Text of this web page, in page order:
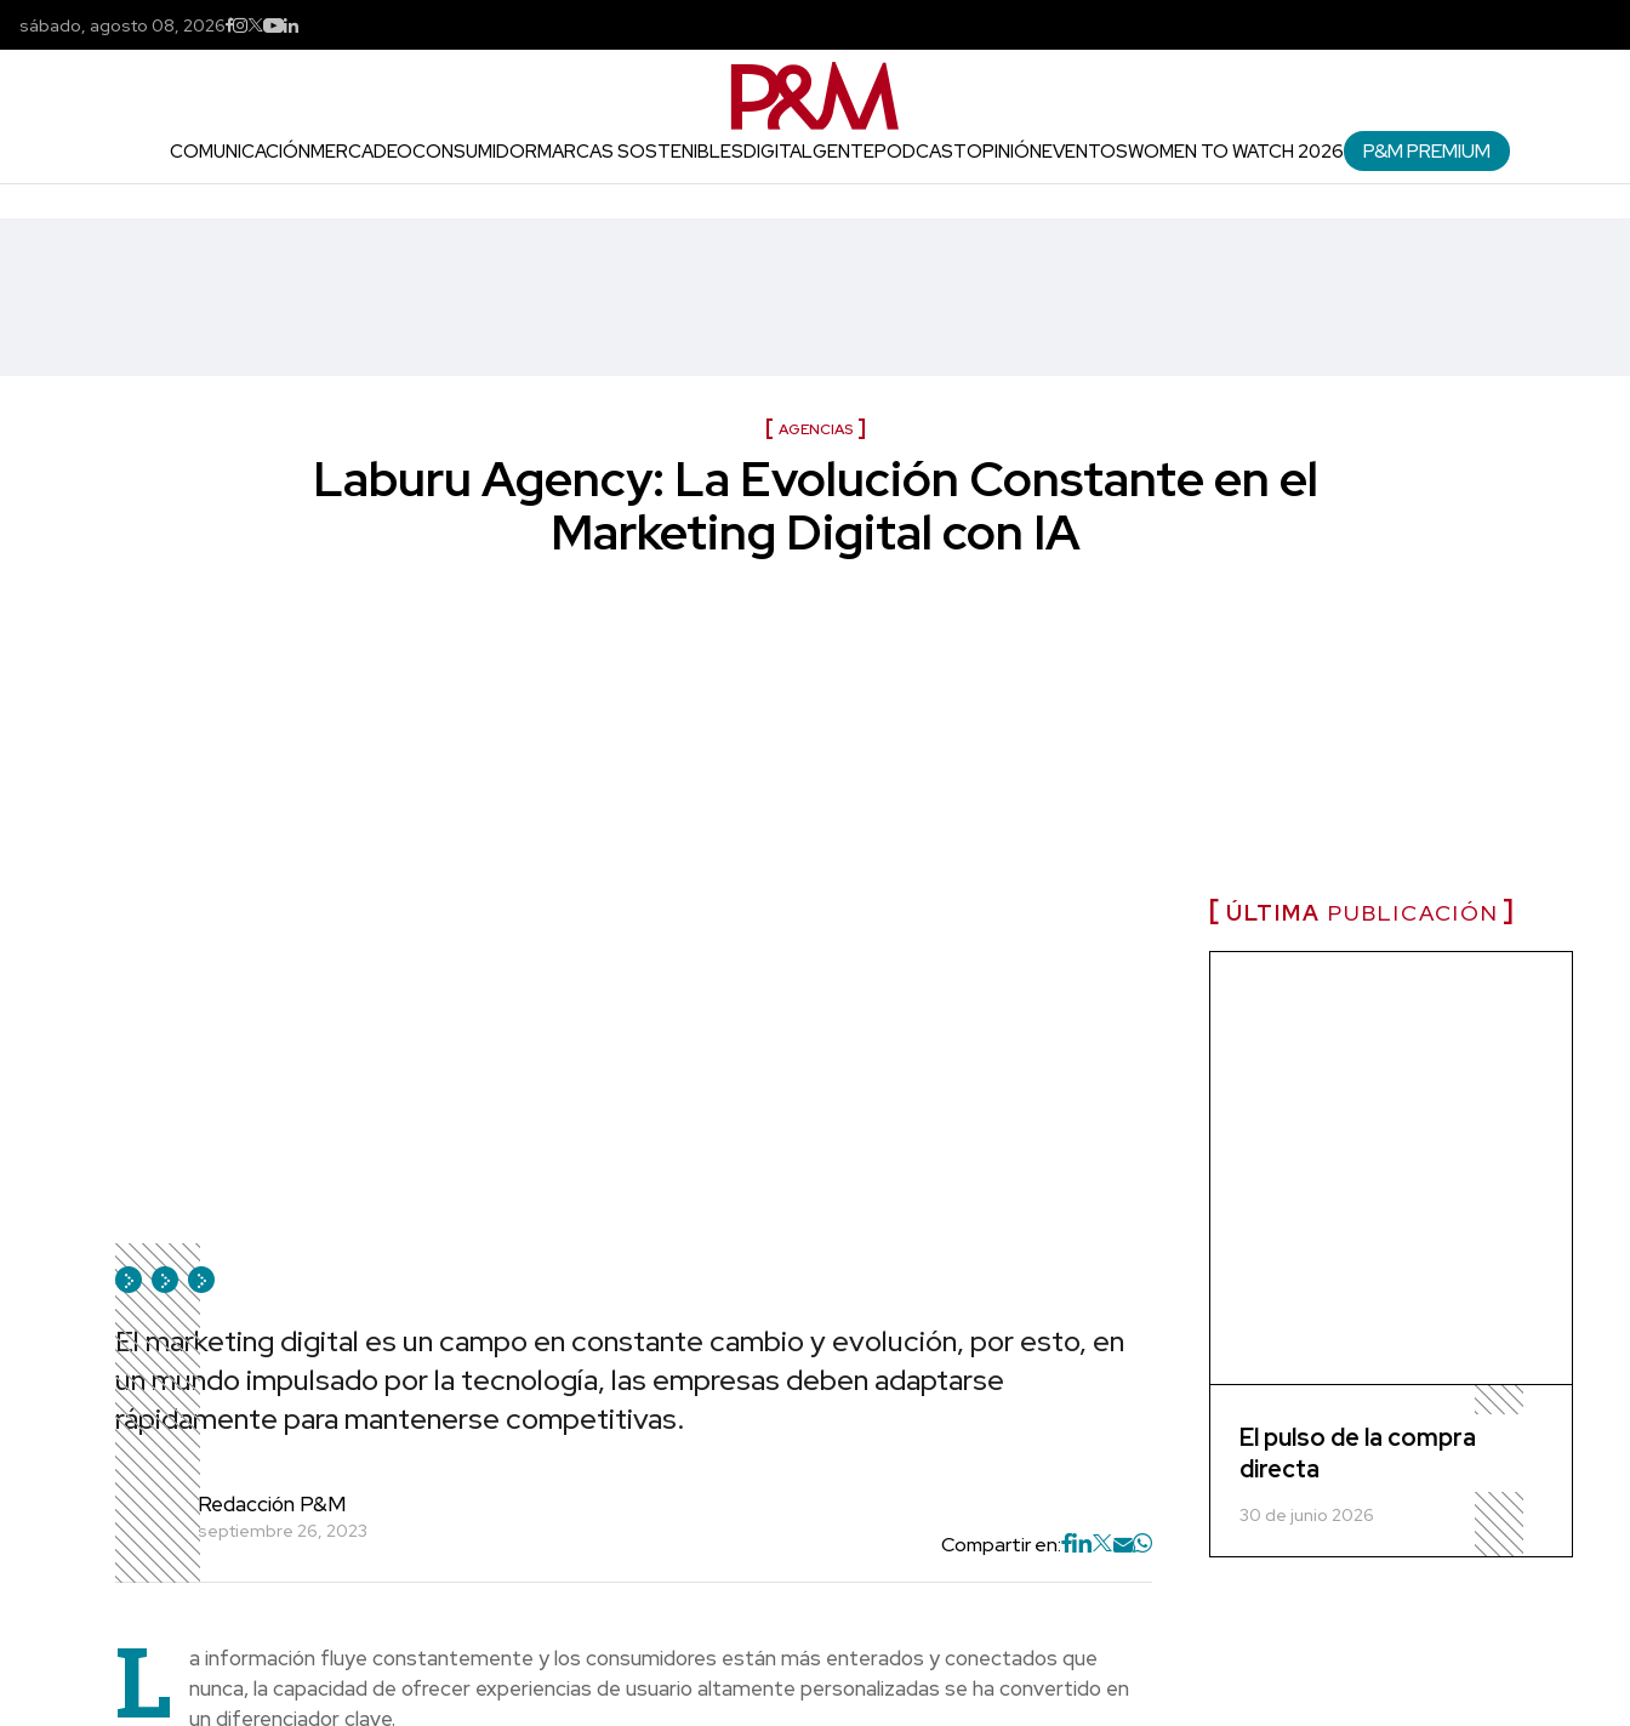
sábado, agosto 08, 2026
COMUNICACIÓNMERCADEOCONSUMIDORMARCAS SOSTENIBLESDIGITALGENTEPODCASTOPINIÓNEVENTOSWOMEN TO WATCH 2026 P&M PREMIUM
AGENCIAS
Laburu Agency: La Evolución Constante en el
Marketing Digital con IA
El marketing digital es un campo en constante cambio y evolución, por esto, en
un mundo impulsado por la tecnología, las empresas deben adaptarse
rápidamente para mantenerse competitivas.
Redacción P&M
septiembre 26, 2023
Compartir en:
L
a información fluye constantemente y los consumidores están más enterados y conectados que
nunca, la capacidad de ofrecer experiencias de usuario altamente personalizadas se ha convertido en
un diferenciador clave.
ÚLTIMA PUBLICACIÓN
El pulso de la compra
directa
30 de junio 2026